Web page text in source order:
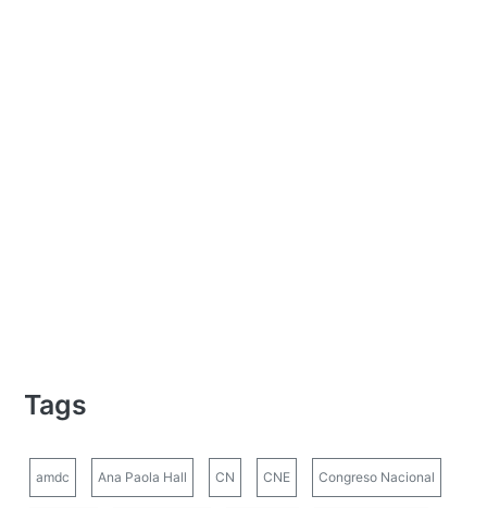
Tags
amdc Ana Paola Hall CN CNE Congreso Nacional